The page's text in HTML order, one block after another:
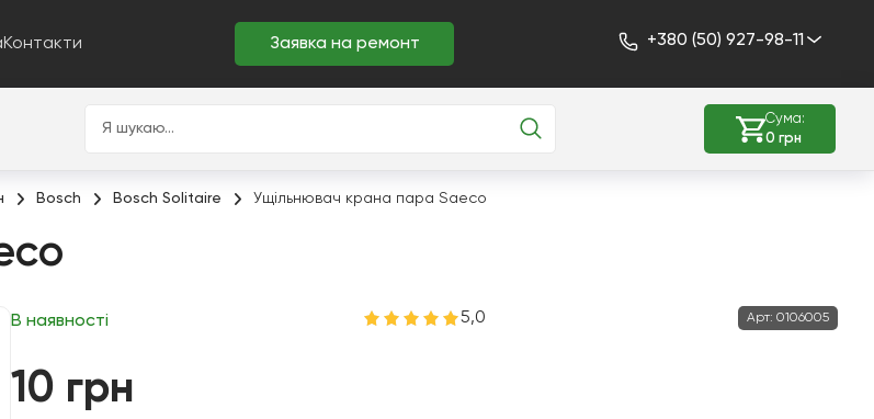
Контакти Заявка на ремонт +380 (50) 927-98-11
Сума:
0 грн
Bosch Bosch Solitaire Ущільнювач крана пара Saeco
В наявності 5,0 Арт: 0106005
10 грн